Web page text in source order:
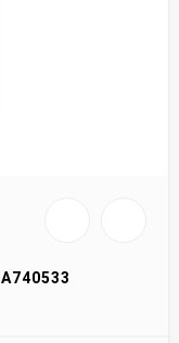
A740533